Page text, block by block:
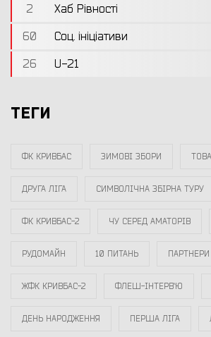
2
Хаб Рівності
60
Соц. ініціативи
26
U-21
ТЕГИ
ФК КРИВБАС ЗИМОВІ ЗБОРИ
ДРУГА ЛІГА СИМВОЛІЧНА ЗБІРНА ТУРУ
ФК КРИВБАС-2 ЧУ СЕРЕД АМАТОРІВ
РУДОМАЙН 10 ПИТАНЬ ПАРТНЕРИ
ЖФК КРИВБАС-2 ФЛЕШ-ІНТЕРВ`Ю
ДЕНЬ НАРОДЖЕННЯ ПЕРША ЛІГА